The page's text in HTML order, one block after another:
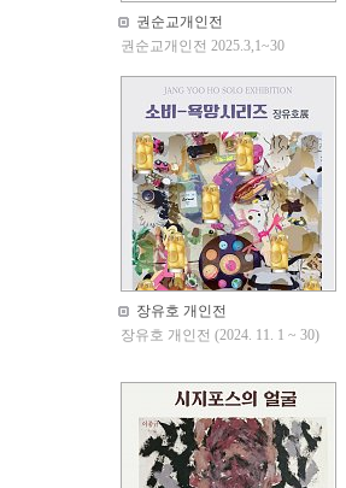
권순교개인전
권순교개인전 2025.3,1~30
장유호 개인전
장유호 개인전 (2024. 11. 1 ~ 30)